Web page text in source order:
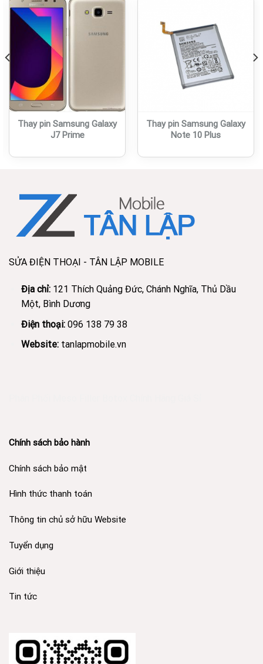
Thay pin Samsung Galaxy
J7 Prime
Thay pin Samsung Galaxy
Note 10 Plus
SỬA ĐIỆN THOẠI - TÂN LẬP MOBILE
Địa chỉ: 121 Thích Quảng Đức, Chánh Nghĩa, Thủ Dầu
Một, Bình Dương
Điện thoại: 096 138 79 38
Website: tanlapmobile.vn
Chính sách bảo hành
Chính sách bảo mật
Hình thức thanh toán
Thông tin chủ sở hữu Website
Tuyển dụng
Giới thiệu
Tin tức